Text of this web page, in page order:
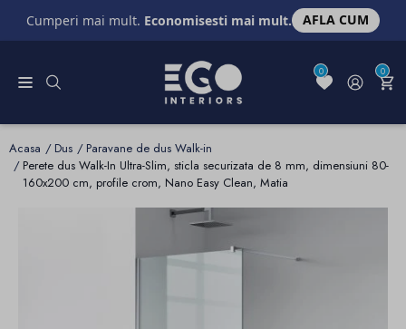
Cumperi mai mult. Economisesti mai mult. AFLA CUM
0 0
Acasa Dus
Paravane de dus Walk-in
Perete dus Walk-In Ultra-Slim, sticla securizata de 8 mm, dimensiuni 80-
160x200 cm, profile crom, Nano Easy Clean, Matia